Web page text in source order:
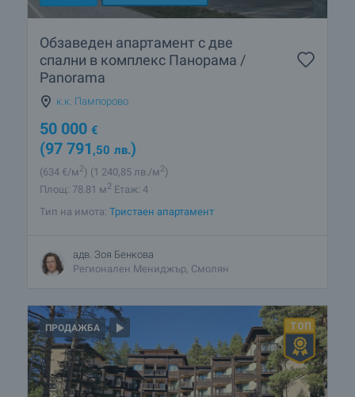
Обзаведен апартамент с две
спални в комплекс Панорама /
Panorama
к.к. Пампорово
50 000 €
(97 791 ,50 лв.)
(634 €/м2) (1 240,85 лв./м2)
Площ: 78.81 м2 Етаж: 4
Тип на имота: Тристаен апартамент
адв. Зоя Бенкова
Регионален Мениджър, Смолян
ПРОДАЖБА